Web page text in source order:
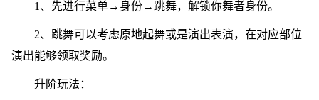
1、先进行菜单→身份→跳舞，解锁你舞者身份。
2、跳舞可以考虑原地起舞或是演出表演，在对应部位
演出能够领取奖励。
升阶玩法：